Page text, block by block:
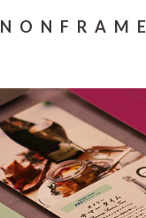
NONFRAME